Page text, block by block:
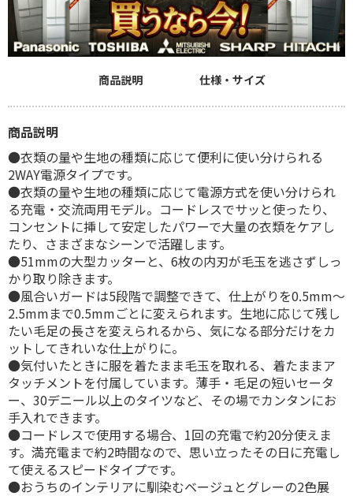
商品説明 仕様・サイズ
商品説明
●衣類の量や生地の種類に応じて便利に使い分けられる
2WAY電源タイプです。
●衣類の量や生地の種類に応じて電源方式を使い分けられ
る充電・交流両用モデル。コードレスでサッと使ったり、
コンセントに挿して安定したパワーで大量の衣類をケアし
たり、さまざまなシーンで活躍します。
●51mmの大型カッターと、6枚の内刃が毛玉を逃さずしっ
かり取り除きます。
●風合いガードは5段階で調整できて、仕上がりを0.5mm～
2.5mmまで0.5mmごとに変えられます。生地に応じて残し
たい毛足の長さを変えられるから、気になる部分だけをカ
ットしてきれいな仕上がりに。
●気付いたときに服を着たまま毛玉を取れる、着たままア
タッチメントを付属しています。薄手・毛足の短いセータ
ー、30デニール以上のタイツなど、その場でカンタンにお
手入れできます。
●コードレスで使用する場合、1回の充電で約20分使えま
す。満充電まで約2時間なので、思い立ったその日に充電し
て使えるスピードタイプです。
●おうちのインテリアに馴染むベージュとグレーの2色展